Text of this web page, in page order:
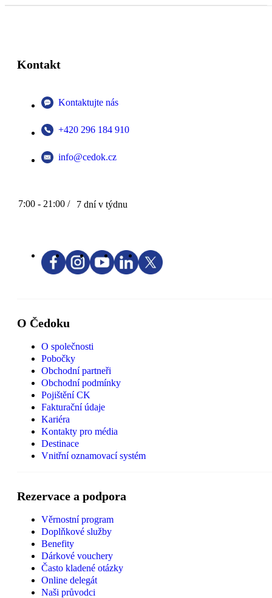
Kontakt
Kontaktujte nás
+420 296 184 910
info@cedok.cz
7:00 - 21:00 / 7 dní v týdnu
O Čedoku
O společnosti
Pobočky
Obchodní partneři
Obchodní podmínky
Pojištění CK
Fakturační údaje
Kariéra
Kontakty pro média
Destinace
Vnitřní oznamovací systém
Rezervace a podpora
Věrnostní program
Doplňkové služby
Benefity
Dárkové vouchery
Často kladené otázky
Online delegát
Naši průvodci